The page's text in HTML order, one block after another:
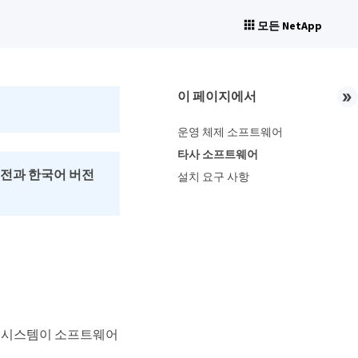
모든 NetApp
과 한국어 버전
스템이 소프트웨어
이 페이지에서
운영 체제 소프트웨어
타사 소프트웨어
설치 요구 사항